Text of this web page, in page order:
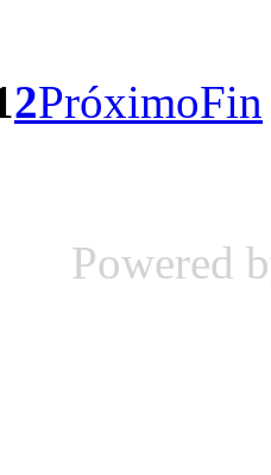
2PróximoFin
Powered